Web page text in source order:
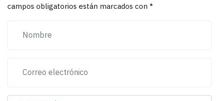
campos obligatorios están marcados con *